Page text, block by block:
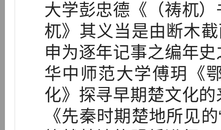
大学彭忠德《（祷杌
杌》其义当是由断木
申为逐年记事之编年
华中师范大学傅玥《
化》探寻早期楚文化
《先秦时期楚地所见